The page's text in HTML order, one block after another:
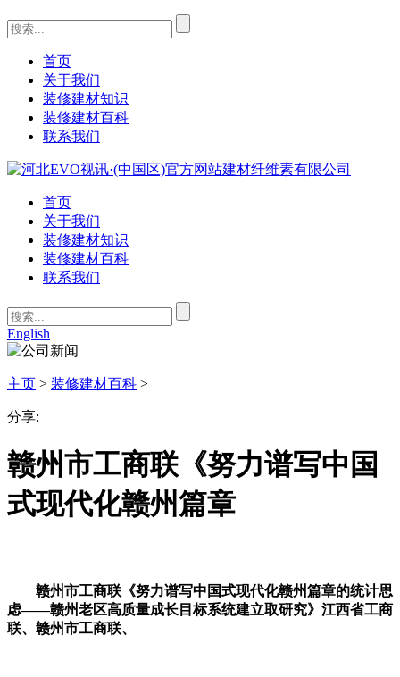
首页
关于我们
装修建材知识
装修建材百科
联系我们
首页
关于我们
装修建材知识
装修建材百科
联系我们
English
主页 > 装修建材百科 >
分享:
赣州市工商联《努力谱写中国
式现代化赣州篇章
赣州市工商联《努力谱写中国式现代化赣州篇章的统计思
虑——赣州老区高质量成长目标系统建立取研究》江西省工商
联、赣州市工商联、